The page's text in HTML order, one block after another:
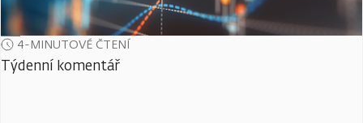
4-MINUTOVÉ ČTENÍ
Týdenní komentář